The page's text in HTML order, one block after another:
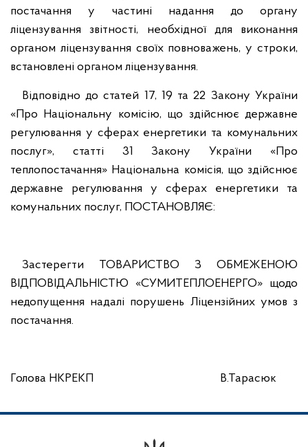
постачання у частині надання до органу
ліцензування звітності, необхідної для виконання
органом ліцензування своїх повноважень, у строки,
встановлені органом ліцензування.
Відповідно до статей 17, 19 та 22 Закону України
«Про Національну комісію, що здійснює державне
регулювання у сферах енергетики та комунальних
послуг», статті 31 Закону України «Про
теплопостачання» Національна комісія, що здійснює
державне регулювання у сферах енергетики та
комунальних послуг, ПОСТАНОВЛЯЄ:
Застерегти ТОВАРИСТВО З ОБМЕЖЕНОЮ
ВІДПОВІДАЛЬНІСТЮ «СУМИТЕПЛОЕНЕРГО» щодо
недопущення надалі порушень Ліцензійних умов з
постачання.
Голова НКРЕКП В.Тарасюк